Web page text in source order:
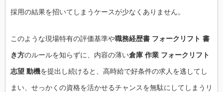
採用の結果を招いてしまうケースが少なくありません。
このような現場特有の評価基準や職務経歴書 フォークリフト 書
き方のルールを知らずに、内容の薄い倉庫 作業 フォークリフト
志望 動機を提出し続けると、高時給で好条件の求人を逃してし
まい、せっかくの資格を活かせるチャンスを無駄にしてしまうリ